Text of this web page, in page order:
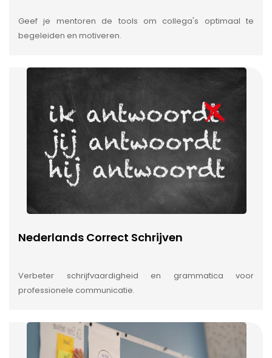
Geef je mentoren de tools om collega's optimaal te
begeleiden en motiveren.
Nederlands Correct Schrijven
Verbeter schrijfvaardigheid en grammatica voor
professionele communicatie.